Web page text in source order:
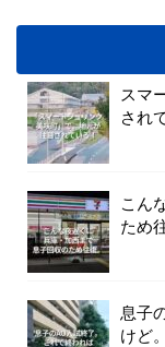
スマ
され
こん
ため
息子
けど。